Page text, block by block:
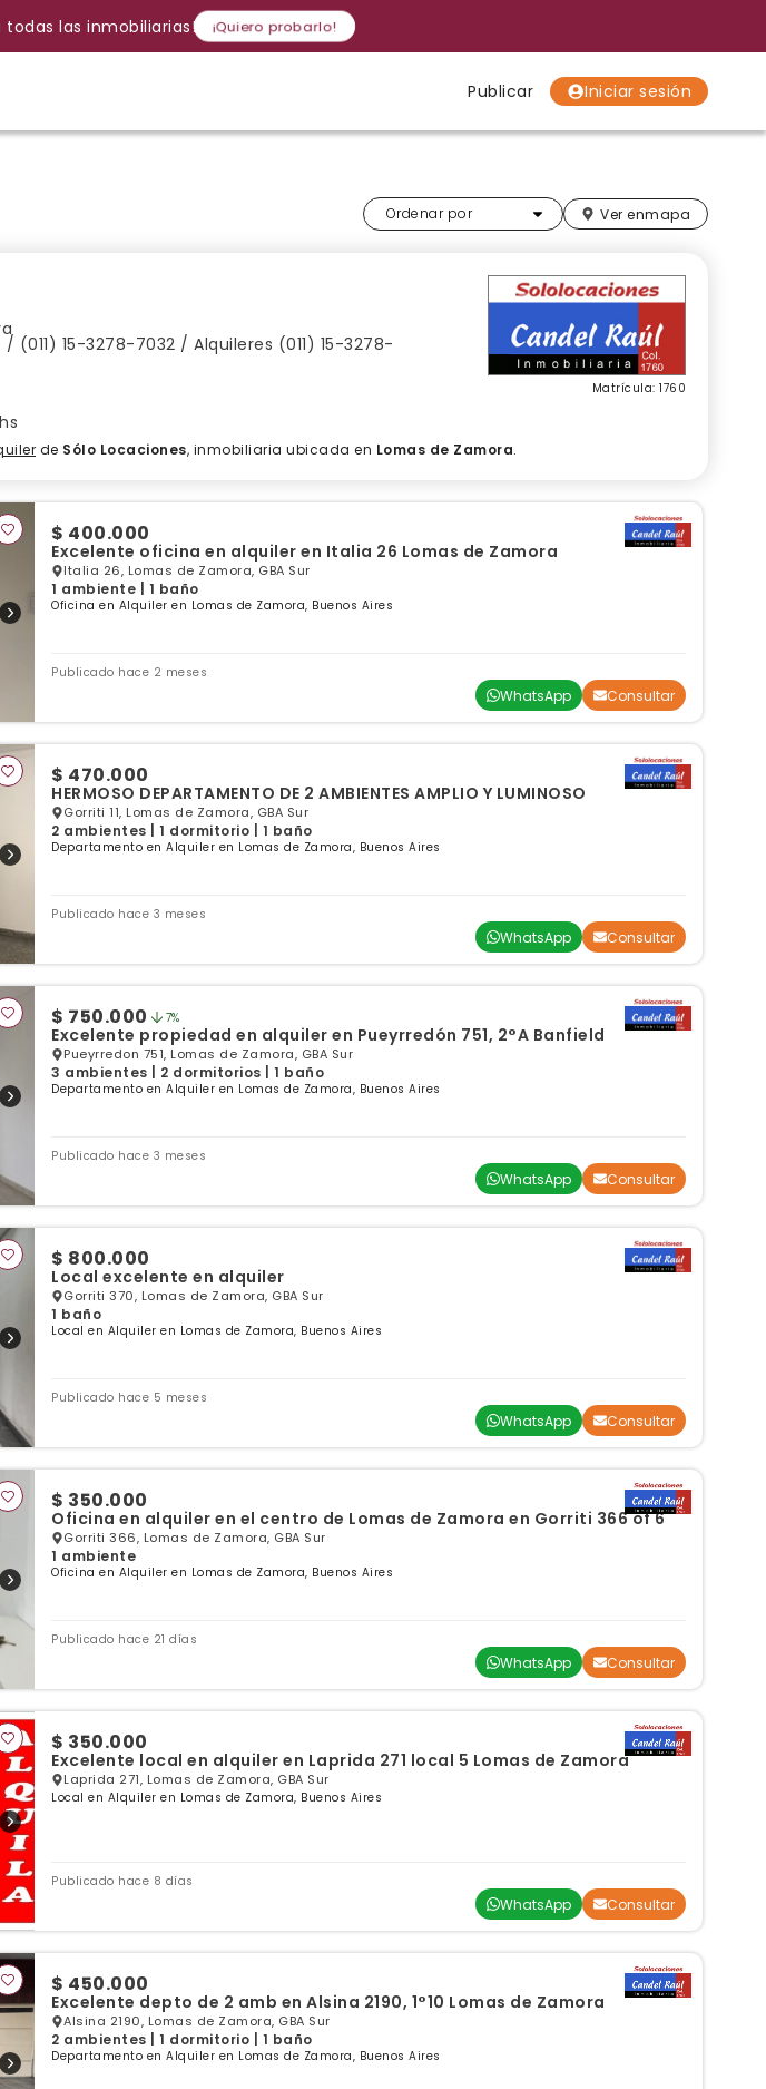
todas las inmobiliarias! ¡Quiero probarlo!
Publicar Iniciar sesión
Si, eliminar
Ordenar por
Más relevantes Ver enmapa
(011) 15-3278-7032 / Alquileres (011) 15-3278-
Matrícula: 1760
de Sólo Locaciones, inmobiliaria ubicada en Lomas de Zamora.
$ 400.000
Excelente oficina en alquiler en Italia 26 Lomas de Zamora
Italia 26, Lomas de Zamora, GBA Sur
1 ambiente | 1 baño
Oficina en Alquiler en Lomas de Zamora, Buenos Aires
Publicado hace 2 meses
WhatsApp Consultar
$ 470.000
HERMOSO DEPARTAMENTO DE 2 AMBIENTES AMPLIO Y LUMINOSO
Gorriti 11, Lomas de Zamora, GBA Sur
2 ambientes | 1 dormitorio | 1 baño
Departamento en Alquiler en Lomas de Zamora, Buenos Aires
Publicado hace 3 meses
WhatsApp Consultar
$ 750.000 7%
Excelente propiedad en alquiler en Pueyrredón 751, 2°A Banfield
Pueyrredon 751, Lomas de Zamora, GBA Sur
3 ambientes | 2 dormitorios | 1 baño
Departamento en Alquiler en Lomas de Zamora, Buenos Aires
Publicado hace 3 meses
WhatsApp Consultar
$ 800.000
Local excelente en alquiler
Gorriti 370, Lomas de Zamora, GBA Sur
1 baño
Local en Alquiler en Lomas de Zamora, Buenos Aires
Publicado hace 5 meses
WhatsApp Consultar
$ 350.000
Oficina en alquiler en el centro de Lomas de Zamora en Gorriti 366 of 6
Gorriti 366, Lomas de Zamora, GBA Sur
1 ambiente
Oficina en Alquiler en Lomas de Zamora, Buenos Aires
Publicado hace 21 días
WhatsApp Consultar
$ 350.000
Excelente local en alquiler en Laprida 271 local 5 Lomas de Zamora
Laprida 271, Lomas de Zamora, GBA Sur
Local en Alquiler en Lomas de Zamora, Buenos Aires
Publicado hace 8 días
WhatsApp Consultar
$ 450.000
Excelente depto de 2 amb en Alsina 2190, 1°10 Lomas de Zamora
Alsina 2190, Lomas de Zamora, GBA Sur
2 ambientes | 1 dormitorio | 1 baño
Departamento en Alquiler en Lomas de Zamora, Buenos Aires